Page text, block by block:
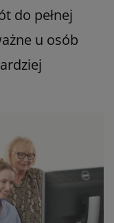
do pełnej
u osób